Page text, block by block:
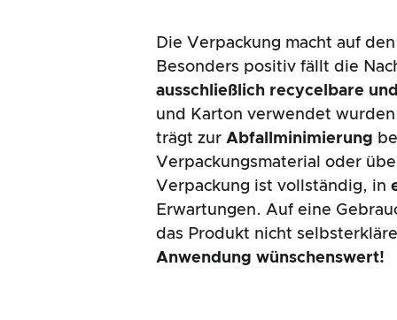
Die Verpackung macht auf
Besonders positiv fällt die
ausschließlich recycelbare
und Karton verwendet
trägt zurAbfallminimierung
Verpackungsmaterial oder
Verpackung ist vollständig, in
Erwartungen. Auf eine
das Produkt nicht
Anwendung wünschenswert!